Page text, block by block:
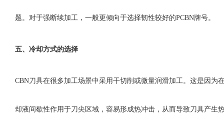
题。对于强断续加工，一般更倾向于选择韧性较好的PCBN牌号。
五、 冷却方式的选择
CBN刀具在很多加工场景中采用干切削或微量润滑加工。这是因为
却液间歇性作用于刀尖区域，容易形成热冲击，从而导致刀具产生